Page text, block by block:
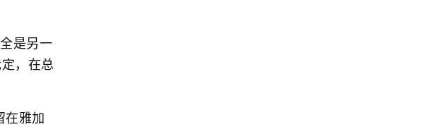
是另一
，在总
在雅加